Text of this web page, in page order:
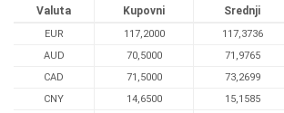
Valuta Kupovni Srednji
EUR 117,2000 117,3736
AUD
70,5000 71,9765
CAD
71,5000 73,2699
CNY
14,6500 15,1585